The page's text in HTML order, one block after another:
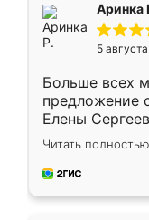
Аринка
5
Больше всех
предложение
Елены
короткие
для замера
предложил по
Читать полностью